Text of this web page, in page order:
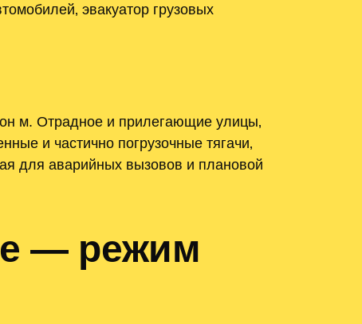
эвакуатор грузовых
м. Отрадное и прилегающие улицы‚
и частично погрузочные тягачи‚
для аварийных вызовов и плановой
— режим